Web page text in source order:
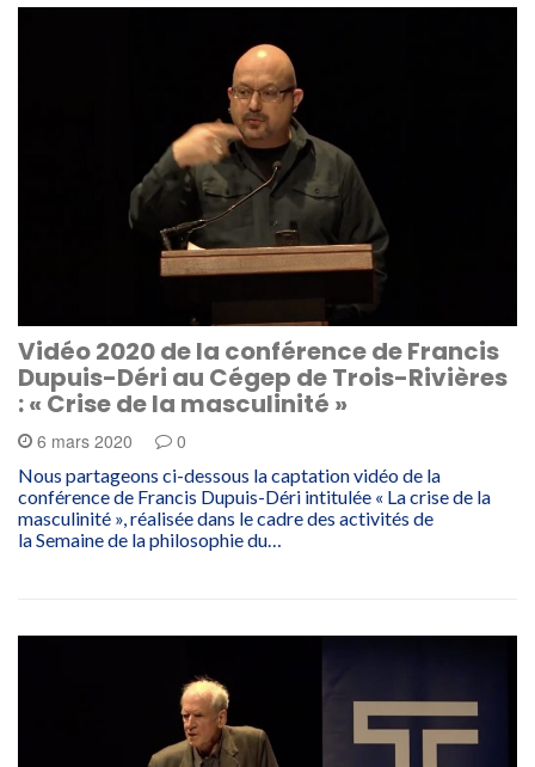
Vidéo 2020 de la conférence de Francis
Dupuis-Déri au Cégep de Trois-Rivières
: « Crise de la masculinité »
6 mars 2020 0
Nous partageons ci-dessous la captation vidéo de la
conférence de Francis Dupuis-Déri intitulée « La crise de la
masculinité », réalisée dans le cadre des activités de
la Semaine de la philosophie du…